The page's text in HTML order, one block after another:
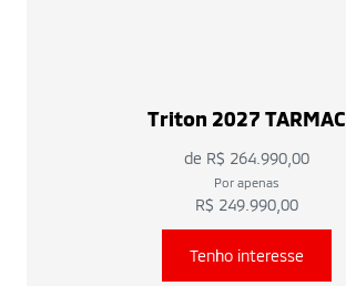
Triton 2027 TARMAC
de R$ 264.990,00
Por apenas
R$ 249.990,00
Tenho interesse